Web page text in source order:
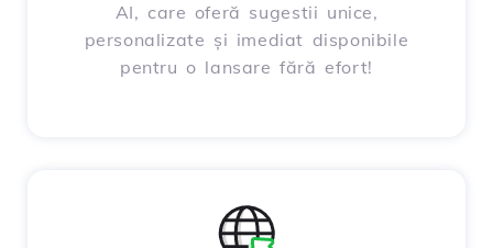
AI, care oferă sugestii unice,
personalizate și imediat disponibile
pentru o lansare fără efort!